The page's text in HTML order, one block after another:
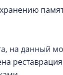
на данный